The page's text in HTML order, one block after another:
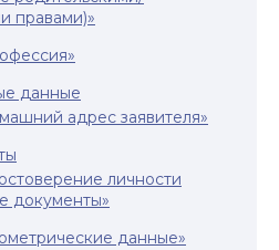
правами)»
данные
адрес заявителя»
личности
документы»
данные»